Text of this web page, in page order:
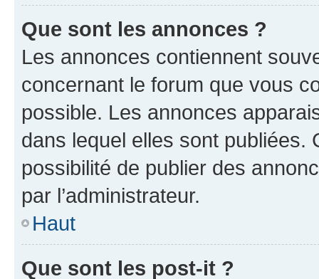
Que sont les annonces ?
Les annonces contiennent
concernant le forum que vous
possible. Les annonces
dans lequel elles sont publiées.
possibilité de publier des
par l’administrateur.
Haut
Que sont les post-it ?